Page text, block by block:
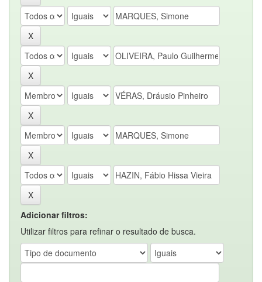
Adicionar filtros:
Utilizar filtros para refinar o resultado de busca.